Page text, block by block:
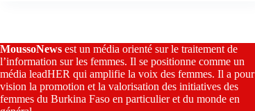
MoussoNews est un média orienté sur le traitement de
l’information sur les femmes. Il se positionne comme un
média leadHER qui amplifie la voix des femmes. Il a pour
vision la promotion et la valorisation des initiatives des
femmes du Burkina Faso en particulier et du monde en